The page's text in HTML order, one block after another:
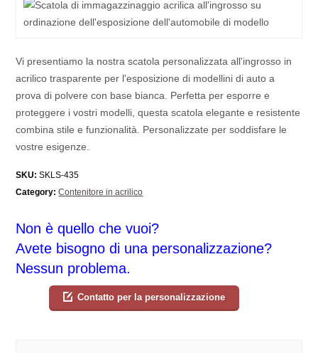
Vi presentiamo la nostra scatola personalizzata all'ingrosso in
acrilico trasparente per l'esposizione di modellini di auto a
prova di polvere con base bianca. Perfetta per esporre e
proteggere i vostri modelli, questa scatola elegante e resistente
combina stile e funzionalità. Personalizzate per soddisfare le
vostre esigenze.
SKU: SKLS-435
Category: Contenitore in acrilico
Non è quello che vuoi?
Avete bisogno di una personalizzazione?
Nessun problema.
Contatto per la personalizzazione